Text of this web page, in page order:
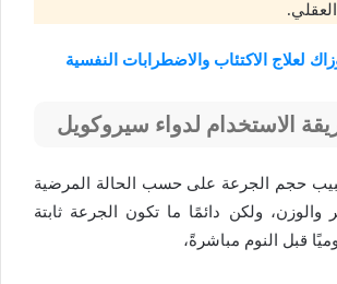
لعلاج الاكتئاب والاضطرابات النفسية
الاستخدام لدواء سيروكويل
حجم الجرعة على حسب الحالة المرضية
والوزن، ولكن دائمًا ما تكون الجرعة ثابتة
قبل النوم مباشرةً،